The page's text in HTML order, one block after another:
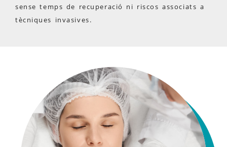
sense temps de recuperació ni riscos associats a
tècniques invasives.